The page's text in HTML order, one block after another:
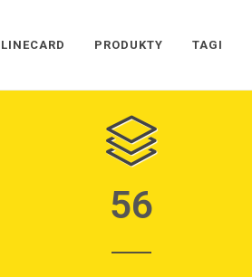
LINECARD PRODUKTY TAGI
56